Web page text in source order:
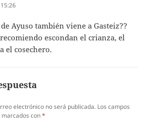
Ayuso también viene a Gasteiz??
escondan el crianza, el
el cosechero.
electrónico no será publicada. Los campos
marcados con*